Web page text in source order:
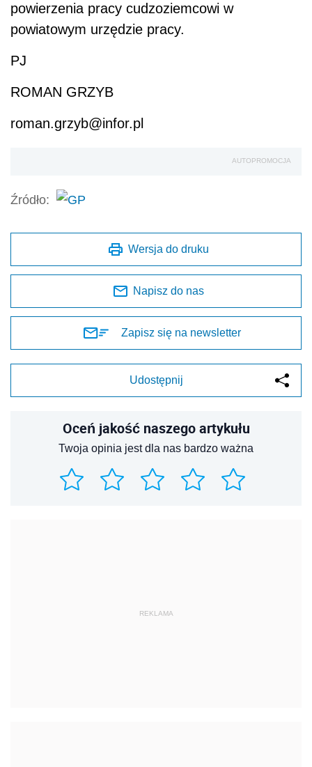
powierzenia pracy cudzoziemcowi w
powiatowym urzędzie pracy.
PJ
ROMAN GRZYB
roman.grzyb@infor.pl
AUTOPROMOCJA
Źródło:
Wersja do druku
Napisz do nas
Zapisz się na newsletter
Udostępnij
Oceń jakość naszego artykułu
Twoja opinia jest dla nas bardzo ważna
REKLAMA